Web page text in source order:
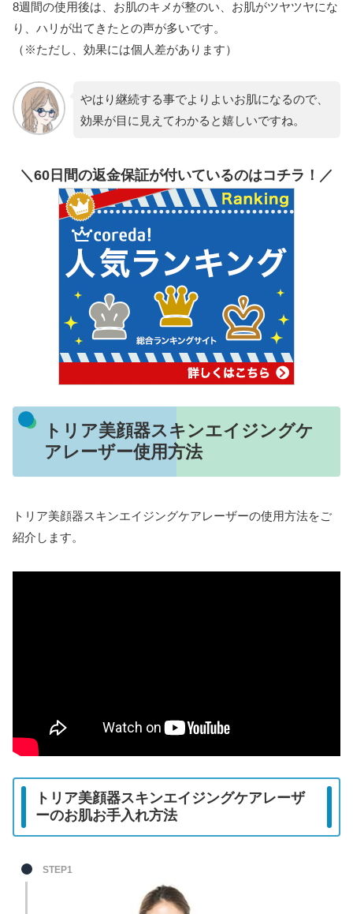
8週間の使用後は、お肌のキメが整のい、お肌がツヤツヤにな
り、ハリが出てきたとの声が多いです。
（※ただし、効果には個人差があります）
やはり継続する事でよりよいお肌になるので、
効果が目に見えてわかると嬉しいですね。
＼60日間の返金保証が付いているのはコチラ！／
トリア美顔器スキンエイジングケ
アレーザー使用方法
トリア美顔器スキンエイジングケアレーザーの使用方法をご
紹介します。
トリア美顔器スキンエイジングケアレーザ
ーのお肌お手入れ方法
STEP1